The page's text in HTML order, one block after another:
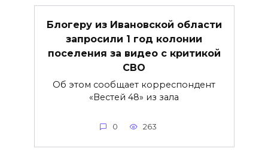
Блогеру из Ивановской области
запросили 1 год колонии
поселения за видео с критикой
СВО
Об этом сообщает корреспондент
«Вестей 48» из зала
0 263